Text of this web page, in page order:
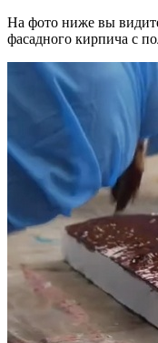
На фото ниже вы
фасадного кирпича с